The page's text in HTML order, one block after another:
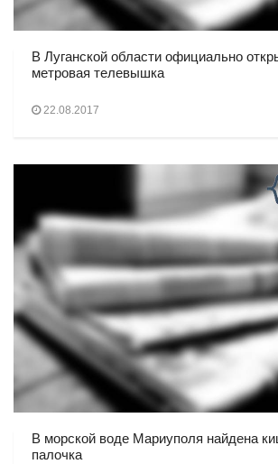
В Луганской области официально
метровая телевышка
22.08.2017
В морской воде Мариуполя найдена
палочка